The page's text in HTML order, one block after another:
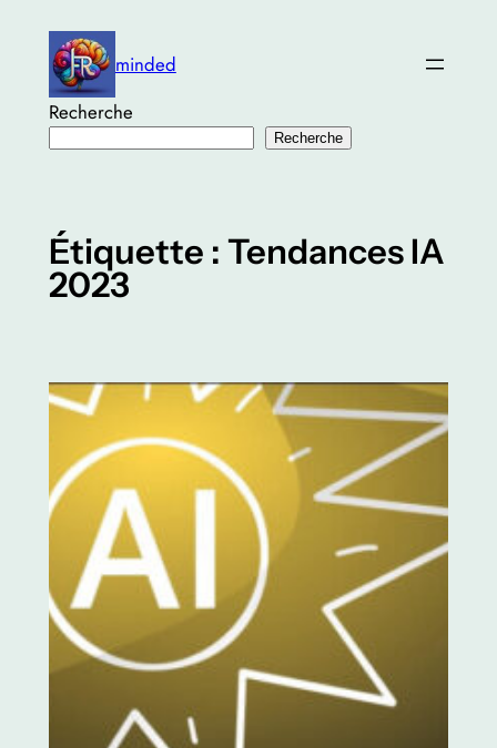
contenu
minded
Recherche
Recherche
Étiquette : Tendances IA
2023